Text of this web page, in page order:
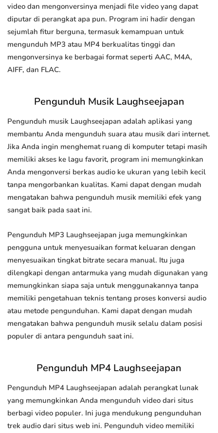
video dan mengonversinya menjadi file video yang dapat
diputar di perangkat apa pun. Program ini hadir dengan
sejumlah fitur berguna, termasuk kemampuan untuk
mengunduh MP3 atau MP4 berkualitas tinggi dan
mengonversinya ke berbagai format seperti AAC, M4A,
AIFF, dan FLAC.
Pengunduh Musik Laughseejapan
Pengunduh musik Laughseejapan adalah aplikasi yang
membantu Anda mengunduh suara atau musik dari internet.
Jika Anda ingin menghemat ruang di komputer tetapi masih
memiliki akses ke lagu favorit, program ini memungkinkan
Anda mengonversi berkas audio ke ukuran yang lebih kecil
tanpa mengorbankan kualitas. Kami dapat dengan mudah
mengatakan bahwa pengunduh musik memiliki efek yang
sangat baik pada saat ini.
Pengunduh MP3 Laughseejapan juga memungkinkan
pengguna untuk menyesuaikan format keluaran dengan
menyesuaikan tingkat bitrate secara manual. Itu juga
dilengkapi dengan antarmuka yang mudah digunakan yang
memungkinkan siapa saja untuk menggunakannya tanpa
memiliki pengetahuan teknis tentang proses konversi audio
atau metode pengunduhan. Kami dapat dengan mudah
mengatakan bahwa pengunduh musik selalu dalam posisi
populer di antara pengunduh saat ini.
Pengunduh MP4 Laughseejapan
Pengunduh MP4 Laughseejapan adalah perangkat lunak
yang memungkinkan Anda mengunduh video dari situs
berbagi video populer. Ini juga mendukung pengunduhan
trek audio dari situs web ini. Pengunduh video memiliki